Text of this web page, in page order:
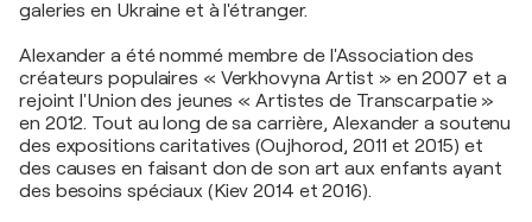
galeries en Ukraine et à l'étranger.
Alexander a été nommé membre de l'Association des
créateurs populaires « Verkhovyna Artist » en 2007 et a
rejoint l'Union des jeunes « Artistes de Transcarpatie »
en 2012. Tout au long de sa carrière, Alexander a soutenu
des expositions caritatives (Oujhorod, 2011 et 2015) et
des causes en faisant don de son art aux enfants ayant
des besoins spéciaux (Kiev 2014 et 2016).